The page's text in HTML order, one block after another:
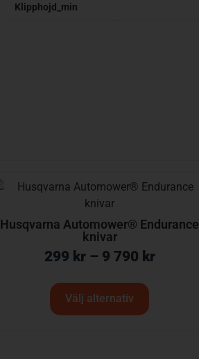
Klipphojd_min
Husqvarna Automower® Endurance
knivar
299 kr – 9 790 kr
Välj alternativ